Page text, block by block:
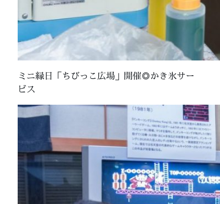
ミニ縁日「ちびっこ広場」開催◎かき氷サー
ビス